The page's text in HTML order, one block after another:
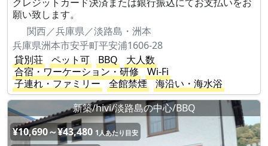
願い致します。
関西／兵庫県／淡路島・洲本
兵庫県洲本市安乎町平安浦1606-28
貸別荘
ペット可 BBQ
大人数
合宿・ワーケーション・研修
Wi-Fi
子連れ・ファミリー
全館禁煙
海沿い・海水浴
新築/hivi/淡路島の中心/BBQ
¥10,690～¥43,480 1人あたり目安